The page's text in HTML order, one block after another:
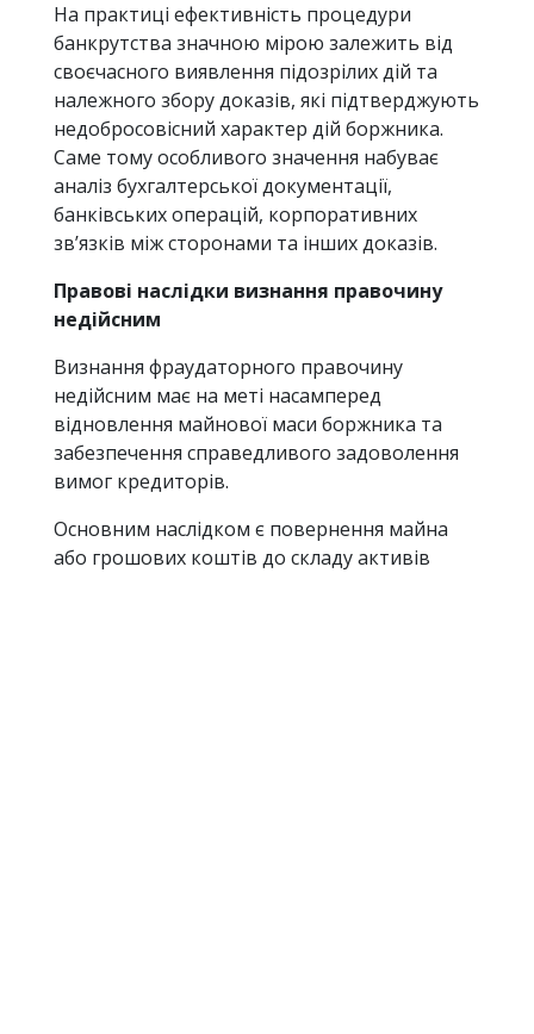
На практиці ефективність процедури
банкрутства значною мірою залежить від
своєчасного виявлення підозрілих дій та
належного збору доказів, які підтверджують
недобросовісний характер дій боржника.
Саме тому особливого значення набуває
аналіз бухгалтерської документації,
банківських операцій, корпоративних
зв’язків між сторонами та інших доказів.
Правові наслідки визнання правочину
недійсним
Визнання фраудаторного правочину
недійсним має на меті насамперед
відновлення майнової маси боржника та
забезпечення справедливого задоволення
вимог кредиторів.
Основним наслідком є повернення майна
або грошових коштів до складу активів